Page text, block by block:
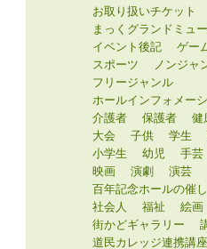
お取り扱いチケット
まっくグランドミュ
イベント後記
ゲー
スポーツ
ノンジャ
フリージャンル
ホールインフォメー
介護者
保護者 健
大会
子供 学生
小学生
幼児 手芸
映画
演劇
演芸
百年記念ホールの催し
社会人
福祉 絵画
街かどギャラリー
道民カレッジ連携講座